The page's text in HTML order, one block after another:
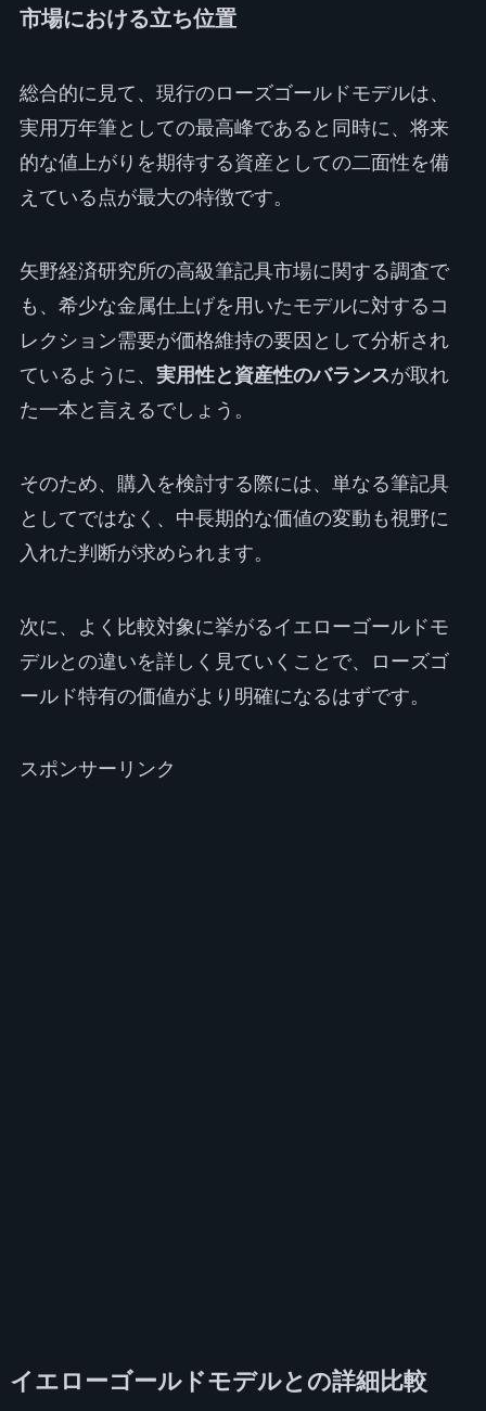
市場における立ち位置
総合的に見て、現行のローズゴールドモデルは、
実用万年筆としての最高峰であると同時に、将来
的な値上がりを期待する資産としての二面性を備
えている点が最大の特徴です。
矢野経済研究所の高級筆記具市場に関する調査で
も、希少な金属仕上げを用いたモデルに対するコ
レクション需要が価格維持の要因として分析され
ているように、 実用性と資産性のバランスが取れ
た一本と言えるでしょう。
そのため、購入を検討する際には、単なる筆記具
としてではなく、中長期的な価値の変動も視野に
入れた判断が求められます。
次に、よく比較対象に挙がるイエローゴールドモ
デルとの違いを詳しく見ていくことで、ローズゴ
ールド特有の価値がより明確になるはずです。
スポンサーリンク
イエローゴールドモデルとの詳細比較